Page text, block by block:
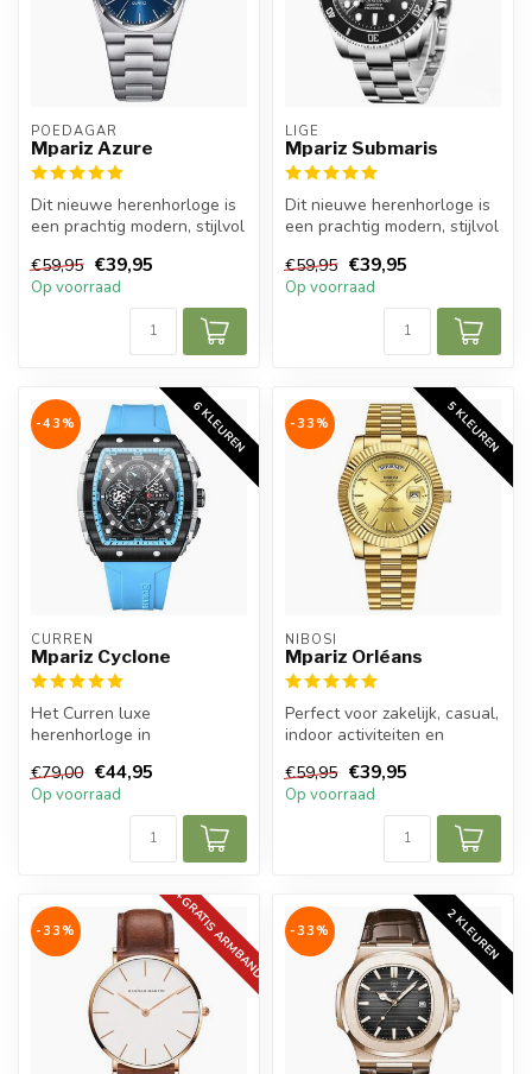
POEDAGAR
Mpariz Azure
Dit nieuwe herenhorloge is
een prachtig modern, stijlvol
€59,95 €39,95
Op voorraad
LIGE
Mpariz Submaris
Dit nieuwe herenhorloge is
een prachtig modern, stijlvol
€59,95 €39,95
Op voorraad
6 KLEUREN
-43%
CURREN
Mpariz Cyclone
Het Curren luxe
herenhorloge in
uurwerk dat zowel st...
€79,00 €44,95
Op voorraad
5 KLEUREN
-33%
NIBOSI
Mpariz Orléans
Perfect voor zakelijk, casual,
indoor activiteiten en
€59,95 €39,95
Op voorraad
+GRATIS ARMBAND
-33% 2 KLEUREN
-33%